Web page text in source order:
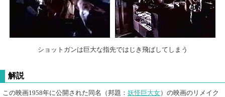
ショットガンは巨大な指先ではじき飛ばしてしまう
解説
この映画1958年に公開された同名（邦題： 妖怪巨大女）の映画のリメイク